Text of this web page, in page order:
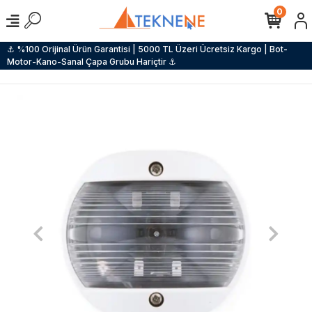
⚓ %100 Orijinal Ürün Garantisi | 5000 TL Üzeri Ücretsiz Kargo | Bot-
Motor-Kano-Sanal Çapa Grubu Hariçtir ⚓
0